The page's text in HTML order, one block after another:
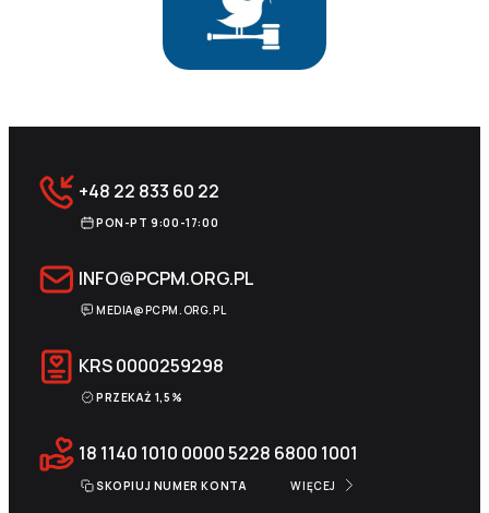
+48 22 833 60 22
PON-PT 9:00-17:00
INFO@PCPM.ORG.PL
MEDIA@PCPM.ORG.PL
KRS0000259298
PRZEKAŻ 1,5%
18 1140 1010 0000 5228 6800 1001
SKOPIUJ NUMER KONTA WIĘCEJ